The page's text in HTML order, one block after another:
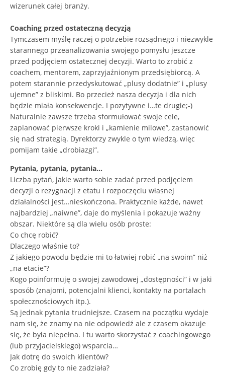
wizerunek całej branży.
Coaching przed ostateczną decyzją
Tymczasem myślę raczej o potrzebie rozsądnego i niezwykle
starannego przeanalizowania swojego pomysłu jeszcze
przed podjęciem ostatecznej decyzji. Warto to zrobić z
coachem, mentorem, zaprzyjaźnionym przedsiębiorcą. A
potem starannie przedyskutować „plusy dodatnie” i „plusy
ujemne” z bliskimi. Bo przecież nasza decyzja i dla nich
będzie miała konsekwencje. I pozytywne i…te drugie;-)
Naturalnie zawsze trzeba sformułować swoje cele,
zaplanować pierwsze kroki i „kamienie milowe”, zastanowić
się nad strategią. Dyrektorzy zwykle o tym wiedzą, więc
pomijam takie „drobiazgi”.
Pytania, pytania, pytania…
Liczba pytań, jakie warto sobie zadać przed podjęciem
decyzji o rezygnacji z etatu i rozpoczęciu własnej
działalności jest…nieskończona. Praktycznie każde, nawet
najbardziej „naiwne”, daje do myślenia i pokazuje ważny
obszar. Niektóre są dla wielu osób proste:
Co chcę robić?
Dlaczego właśnie to?
Z jakiego powodu będzie mi to łatwiej robić „na swoim” niż
„na etacie”?
Kogo poinformuję o swojej zawodowej „dostępności” i w jaki
sposób (znajomi, potencjalni klienci, kontakty na portalach
społecznościowych itp.).
Są jednak pytania trudniejsze. Czasem na początku wydaje
nam się, że znamy na nie odpowiedź ale z czasem okazuje
się, że była niepełna. I tu warto skorzystać z coachingowego
(lub przyjacielskiego) wsparcia…
Jak dotrę do swoich klientów?
Co zrobię gdy to nie zadziała?